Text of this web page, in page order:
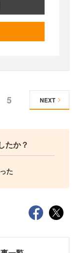
5 NEXT
たか？
た